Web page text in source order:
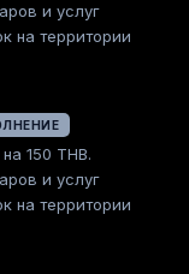
и услуг
на территории
150 THB.
и услуг
на территории